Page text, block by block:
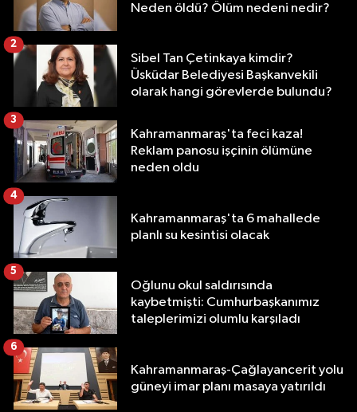
Neden öldü? Ölüm nedeni nedir?
Sibel Tan Çetinkaya kimdir?
Üsküdar Belediyesi Başkanvekili
olarak hangi görevlerde bulundu?
2
Kahramanmaraş'ta feci kaza!
Reklam panosu işçinin ölümüne
neden oldu
3
Kahramanmaraş'ta 6 mahallede
planlı su kesintisi olacak
4
Oğlunu okul saldırısında
kaybetmişti: Cumhurbaşkanımız
taleplerimizi olumlu karşıladı
5
Kahramanmaraş-Çağlayancerit yolu
güneyi imar planı masaya yatırıldı
6